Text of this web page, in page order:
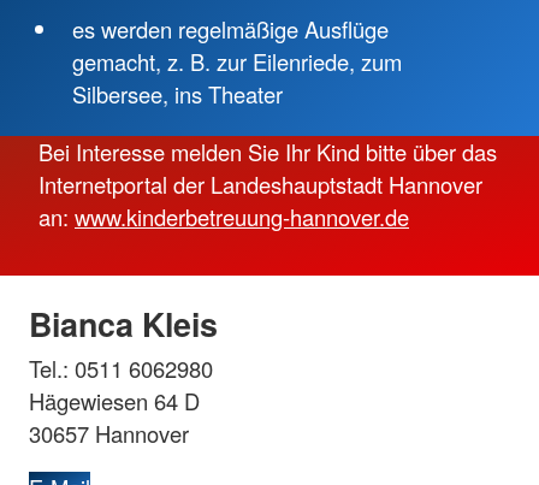
es werden regelmäßige Ausflüge
gemacht, z. B. zur Eilenriede, zum
Silbersee, ins Theater
Bei Interesse melden Sie Ihr Kind bitte über das
Internetportal der Landeshauptstadt Hannover
an: www.kinderbetreuung-hannover.de
Bianca Kleis
Tel.: 0511 6062980
Hägewiesen 64 D
30657 Hannover